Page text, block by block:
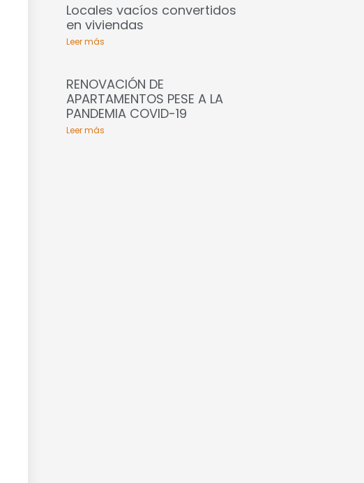
Locales vacíos convertidos
en viviendas
Leer más
RENOVACIÓN DE
APARTAMENTOS PESE A LA
PANDEMIA COVID-19
Leer más